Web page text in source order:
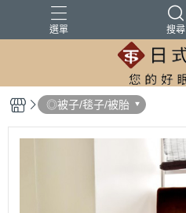
選單 搜尋
100%精梳棉 100%萊爾賽天絲
◎被子/毯子/被胎